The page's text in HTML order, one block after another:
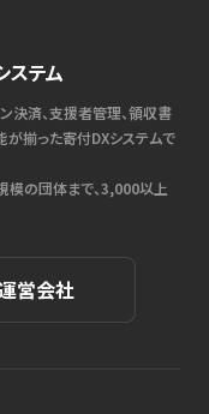
ステム
決済、支援者管理、領収書
が揃った寄付DXシステムで
模の団体まで、3,000以上
営会社